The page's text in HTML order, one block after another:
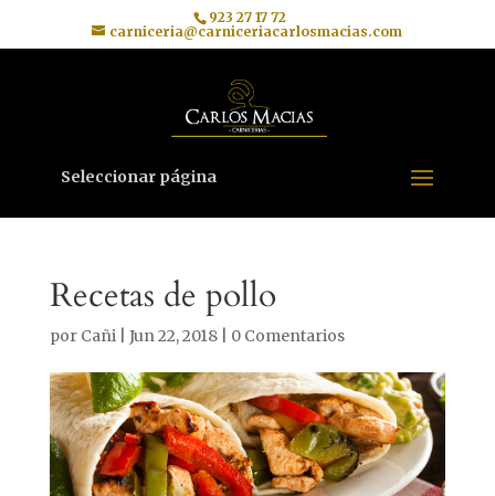
923 27 17 72
carniceria@carniceriacarlosmacias.com
Seleccionar página
Recetas de pollo
por Cañi| Jun 22, 2018| 0 Comentarios